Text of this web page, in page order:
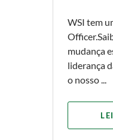
WSI tem
mudança
liderança
o nosso ...